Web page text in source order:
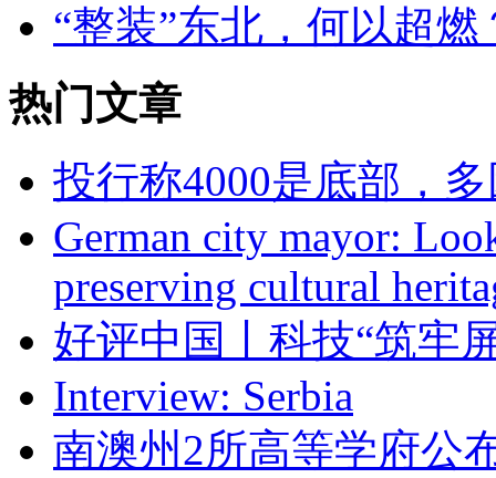
“整装”东北，何以超燃
热门文章
投行称4000是底部，
German city mayor:
preserving cultural
好评中国丨科技“筑牢
Interview: Serbia
南澳州2所高等学府公